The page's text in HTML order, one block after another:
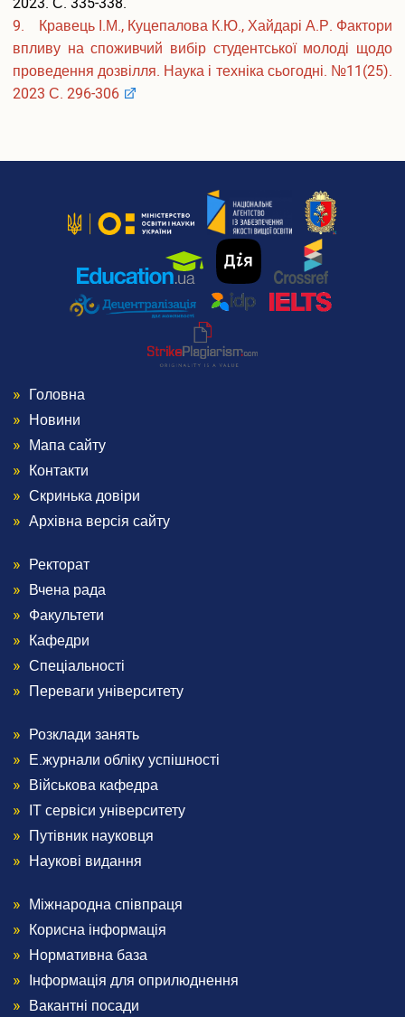
Грантова діяльність
Співпраця з Національної академією правових наук
України
Дистанційне середовище
Випускники університету
Інформація для оприлюднення
Бібліотека
Корисна інформація
9. Кравець І.М., Куцепалова К.Ю., Хайдарі А.Р. Фактори
впливу на споживчий вибір студентської молоді щодо
проведення дозвілля. Наука і техніка сьогодні. №11(25).
2023 С. 296-306
Menu
Footer
1
Головна
Новини
Мапа сайту
Контакти
Скринька довіри
Архівна версія сайту
Menu
Footer
2
Ректорат
Вчена рада
Факультети
Кафедри
Спеціальності
Переваги університету
Menu
Footer
3
Розклади занять
Е.журнали обліку успішності
Військова кафедра
ІТ сервіси університету
Путівник науковця
Наукові видання
Menu
Footer
Міжнародна співпраця
Корисна інформація
Нормативна база
Інформація для оприлюднення
Вакантні посади